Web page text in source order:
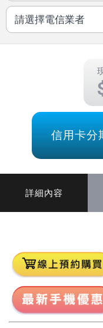
信用卡分
詳細內容